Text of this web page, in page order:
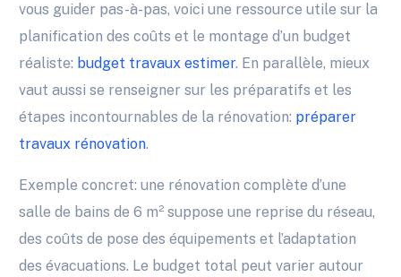
vous guider pas-à-pas, voici une ressource utile sur la
planification des coûts et le montage d’un budget
réaliste: budget travaux estimer. En parallèle, mieux
vaut aussi se renseigner sur les préparatifs et les
étapes incontournables de la rénovation: préparer
travaux rénovation.
Exemple concret: une rénovation complète d’une
salle de bains de 6 m² suppose une reprise du réseau,
des coûts de pose des équipements et l’adaptation
des évacuations. Le budget total peut varier autour